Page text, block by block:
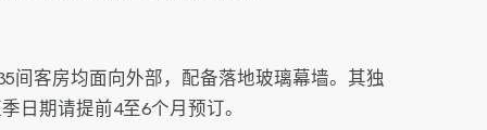
间客房均面向外部，配备落地玻璃幕墙。其独
期请提前4至6个月预订。